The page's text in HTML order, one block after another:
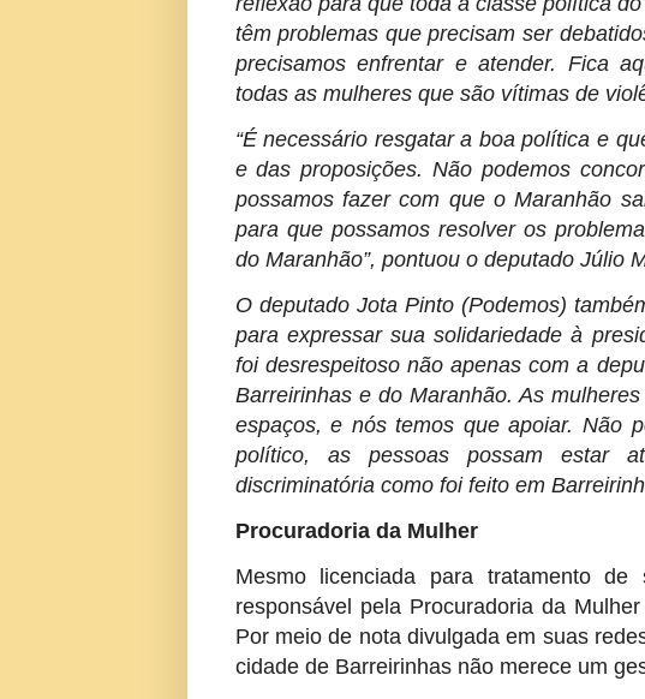
têm problemas que precisam ser
precisamos enfrentar e atender. Fica
todas as mulheres que são vítimas de
“É necessário resgatar a boa política e
e das proposições. Não podemos
possamos fazer com que o Maranhão
para que possamos resolver os
do Maranhão”, pontuou o deputado Júlio
O deputado Jota Pinto (Podemos)
para expressar sua solidariedade à
foi desrespeitoso não apenas com a
Barreirinhas e do Maranhão. As
espaços, e nós temos que apoiar. Não
político, as pessoas possam estar
discriminatória como foi feito em
Procuradoria da Mulher
Mesmo licenciada para tratamento
responsável pela Procuradoria da
Por meio de nota divulgada em suas
cidade de Barreirinhas não merece um